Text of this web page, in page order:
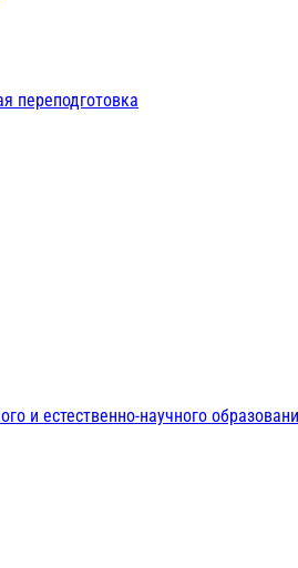
переподготовка
и естественно-научного